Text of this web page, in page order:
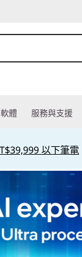
軟體 服務與支援
以下筆電